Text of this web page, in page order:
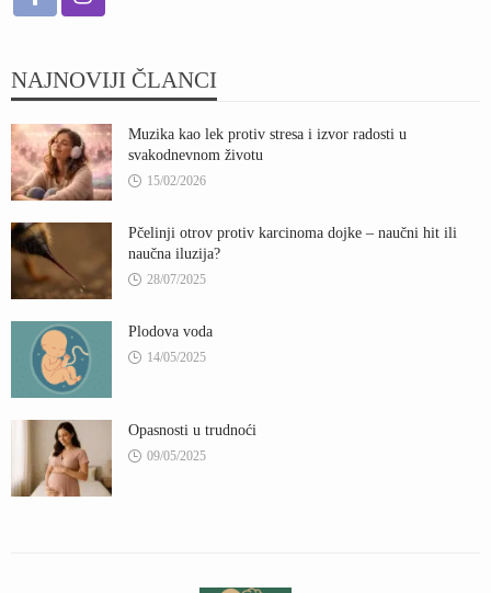
NAJNOVIJI ČLANCI
Muzika kao lek protiv stresa i izvor radosti u
svakodnevnom životu
15/02/2026
Pčelinji otrov protiv karcinoma dojke – naučni hit ili
naučna iluzija?
28/07/2025
Plodova voda
14/05/2025
Opasnosti u trudnoći
09/05/2025